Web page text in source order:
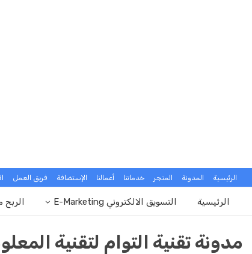
الرئيسية المدونة المتجر خدماتنا أعمالنا الإستضافة فريق العمل
الرئيسية التسويق الالكتروني E-Marketing الربح
مدونة تقنية التوام لتقنية